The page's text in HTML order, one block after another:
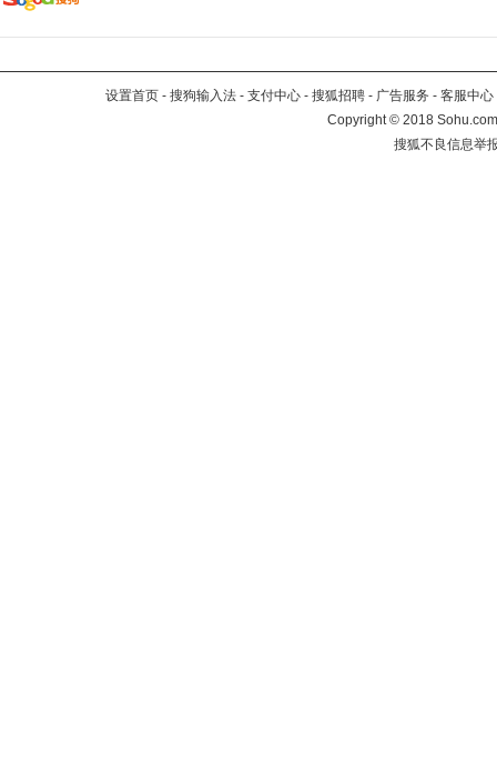
设置首页 - 搜狗输入法 - 支付中心 - 搜狐招聘 - 广告服务 - 客服中心
Copyright©2018
搜狐不良信息举